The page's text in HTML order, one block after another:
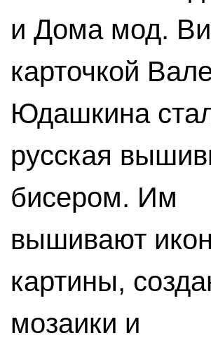
и Дома мод.
карточкой
Юдашкина
русская
бисером. Им
вышивают
картины,
мозаики и